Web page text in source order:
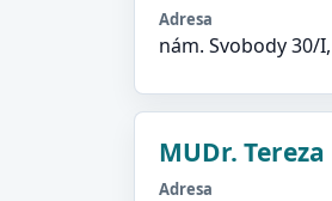
Adresa
nám. Svobody 30/
MUDr.
Adresa